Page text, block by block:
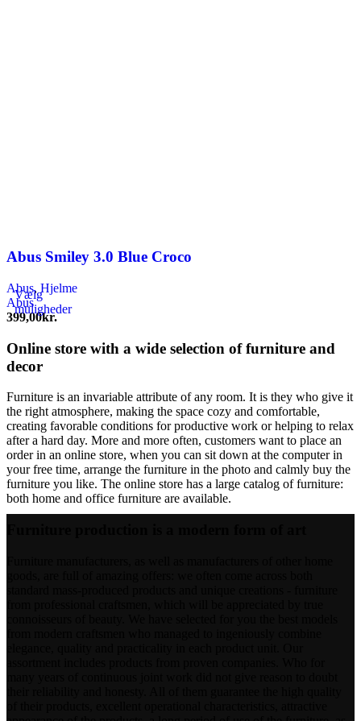
Vælg
muligheder
Dette
har
flere
Mulighederne
kan
vælges
på
varesiden
Abus Smiley 3.0 Blue Croco
Abus, Hjelme
Abus
399,00kr.
Online store with a wide selection of furniture and
decor
Furniture is an invariable attribute of any room. It is they who give it
the right atmosphere, making the space cozy and comfortable,
creating favorable conditions for productive work or helping to relax
after a hard day. More and more often, customers want to place an
order in an online store, when you can sit down at the computer in
your free time, arrange the furniture in the photo and calmly buy the
furniture you like. The online store has a large catalog of furniture:
both home and office furniture are available.